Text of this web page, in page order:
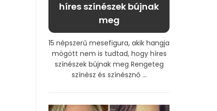
híres színészek bújnak
meg
15 népszerű mesefigura, akik hangja
mögött nem is tudtad, hogy híres
színészek bújnak meg Rengeteg
színész és színésznő ...